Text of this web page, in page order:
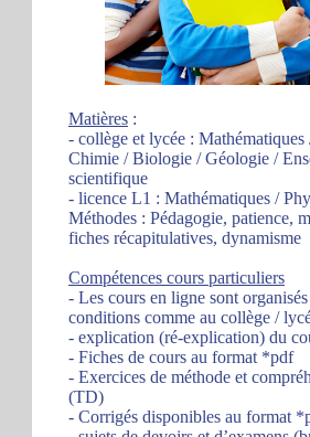
Matières :
- collège et lycée : Mathématiques
Chimie / Biologie / Géologie /
scientifique
- licence L1 : Mathématiques /
Méthodes : Pédagogie, patience,
fiches récapitulatives, dynamisme
Compétences cours particuliers
- Les cours en ligne sont
conditions comme au collège /
- explication (ré-explication) du
- Fiches de cours au format *pdf
- Exercices de méthode et
(TD)
- Corrigés disponibles au format